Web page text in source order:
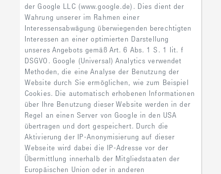
der Google LLC (www.google.de). Dies dient der
Wahrung unserer im Rahmen einer
Interessensabwägung überwiegenden berechtigten
Interessen an einer optimierten Darstellung
unseres Angebots gemäß Art. 6 Abs. 1 S. 1 lit. f
DSGVO. Google (Universal) Analytics verwendet
Methoden, die eine Analyse der Benutzung der
Website durch Sie ermöglichen, wie zum Beispiel
Cookies. Die automatisch erhobenen Informationen
über Ihre Benutzung dieser Website werden in der
Regel an einen Server von Google in den USA
übertragen und dort gespeichert. Durch die
Aktivierung der IP-Anonymisierung auf dieser
Webseite wird dabei die IP-Adresse vor der
Übermittlung innerhalb der Mitgliedstaaten der
Europäischen Union oder in anderen